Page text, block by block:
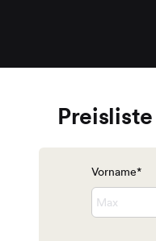
Vorname*